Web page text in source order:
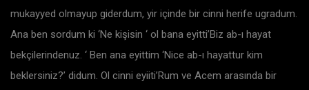
mukayyed olmayup giderdum, yir içinde bir cinni herife ugradum.
Ana ben sordum ki ‘Ne kişisin ‘ ol bana eyitti’Biz ab-ı hayat
bekçilerindenuz. ‘ Ben ana eyittim ‘Nice ab-ı hayattur kim
beklersiniz?’ didum. Ol cinni eyiiti’Rum ve Acem arasında bir